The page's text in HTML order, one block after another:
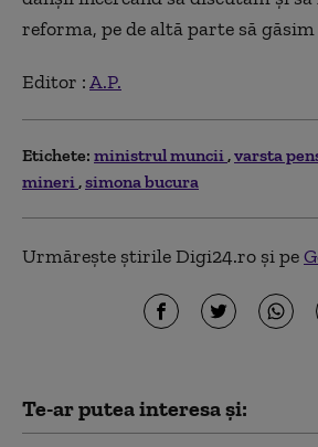
reforma, pe de altă parte să
Editor :A.P.
Etichete: ministrul muncii varsta
mineri simona bucura
Urmărește știrile Digi24.ro și pe
Te-ar putea interesa și: